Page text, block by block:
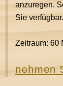
anzuregen.
Sie
Zeitraum: 60
nehmen